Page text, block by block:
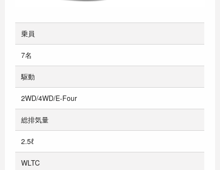
乗員
7名
駆動
2WD/4WD/E-Four
総排気量
2.5ℓ
WLTC